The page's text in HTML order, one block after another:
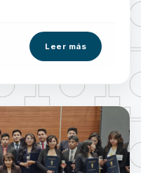
Leer más